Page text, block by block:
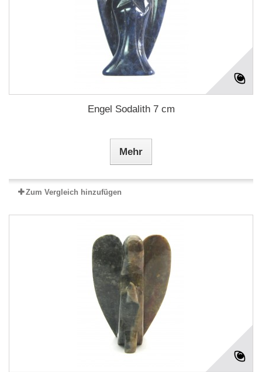
Engel Sodalith 7 cm
Mehr
Zum Vergleich hinzufügen